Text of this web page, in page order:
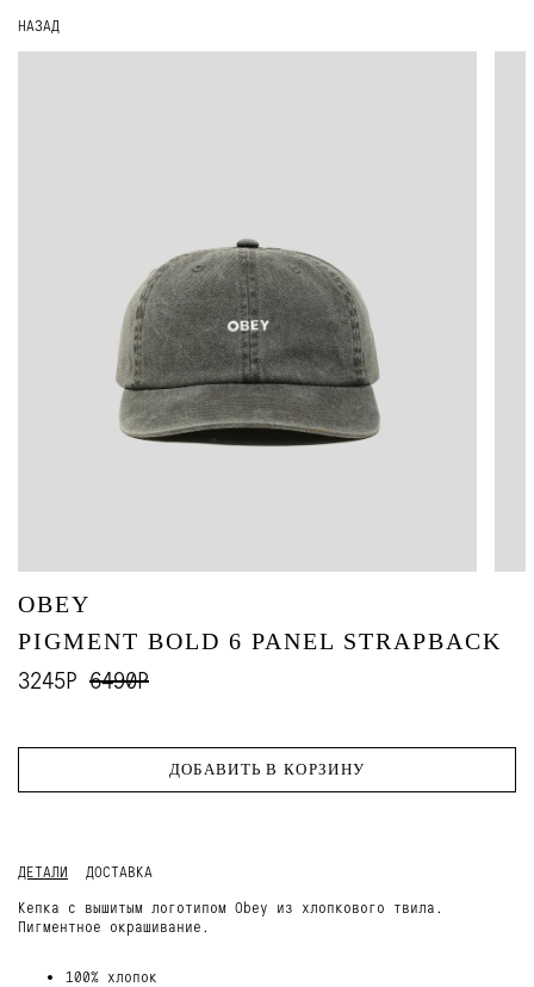
НАЗАД
OBEY
PIGMENT BOLD 6 PANEL STRAPBACK
3245Р 6490Р
ДОБАВИТЬ В КОРЗИНУ
ДЕТАЛИ
ДОСТАВКА
Кепка с вышитым логотипом Obey из хлопкового твила.
Пигментное окрашивание.
100% хлопок